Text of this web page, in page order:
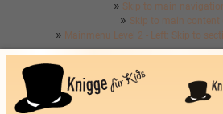
Skip to main
Skip to main content
Mainmenu Level 2 - Left: Skip to